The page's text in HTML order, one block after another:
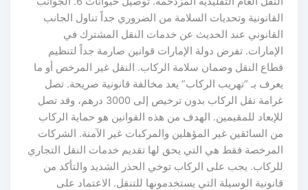
القانونية وتحديات السلامة من الضروري جداً تناول الجانب
القانوني عند الحديث عن خدمات النقل المشترك في
الإمارات. تفرض دولة الإمارات قوانين صارمة جداً لتنظيم
قطاع النقل وضمان سلامة الركاب. النقل غير المرخص أو ما
يعرف بـ “تهريب الركاب” يعد مخالفة قانونية صريحة. تصل
غرامة نقل الركاب بدون ترخيص إلى 3000 درهم، وقد تصل
للإبعاد للمقيمين. الهدف من هذه القوانين هو حماية الركاب
من السائقين غير المؤهلين والمركبات غير الآمنة. الشركات
المرخصة فقط هي التي يحق لها تقديم خدمات النقل التجاري
للركاب. يجب على الركاب توخي الحذر الشديد والتأكد من
قانونية الوسيلة التي يستخدمونها للتنقل. الاعتماد على